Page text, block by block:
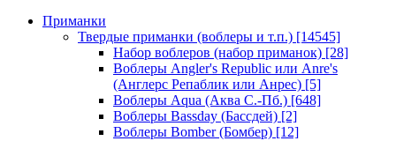
Приманки
Твердые приманки (воблеры и т.п.) [14545]
Набор воблеров (набор приманок) [28]
Воблеры Angler's Republic или Anre's
(Англерс Репаблик или Анрес) [5]
Воблеры Aqua (Аква С.-Пб.) [648]
Воблеры Bassday (Бассдей) [2]
Воблеры Bomber (Бомбер) [12]